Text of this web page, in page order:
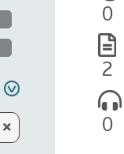
0
2
0